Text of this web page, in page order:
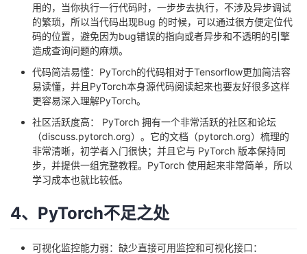
我
的
程
我
认
证
的
实
我
的
藏
我
的
技
术
持
我
的
云
建
用的，当你执行一行代码时，一步步去执行，不涉及异步调试
的繁琐，所以当代码出现Bug 的时候，可以通过很方便定位代
码的位置，避免因为bug错误的指向或者异步和不透明的引擎
造成查询问题的麻烦。
代码简洁易懂：PyTorch的代码相对于Tensorflow更加简洁容
易读懂，并且PyTorch本身源代码阅读起来也要友好很多这样
更容易深入理解PyTorch。
社区活跃度高： PyTorch 拥有一个非常活跃的社区和论坛
（discuss.pytorch.org）。它的文档（pytorch.org）梳理的
非常清晰，初学者入门很快；并且它与 PyTorch 版本保持同
步，并提供一组完整教程。PyTorch 使用起来非常简单，所以
学习成本也就比较低。
4、PyTorch不足之处
可视化监控能力弱：缺少直接可用监控和可视化接口：